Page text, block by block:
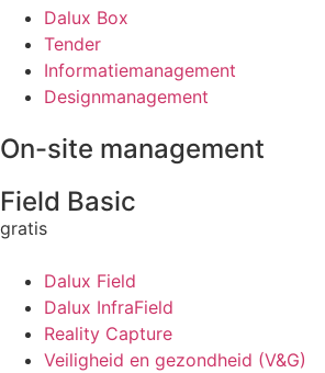
Dalux Box
Tender
Informatiemanagement
Designmanagement
On-site management
Field Basic
gratis
Dalux Field
Dalux InfraField
Reality Capture
Veiligheid en gezondheid (V&G)